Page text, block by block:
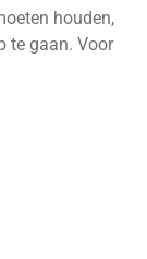
houden,
te gaan. Voor